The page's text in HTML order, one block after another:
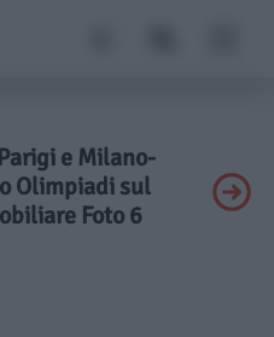
e Milano-
Olimpiadi sul
Foto 6